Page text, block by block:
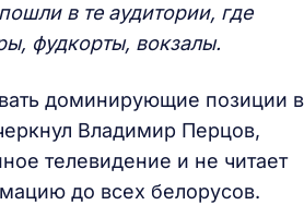
в те аудитории, где
фудкорты, вокзалы.
доминирующие позиции в
Владимир Перцов,
телевидение и не читает
до всех белорусов.